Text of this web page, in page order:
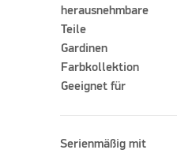
herausnehmbare
Teile
Gardinen
Farbkollektion
Geeignet für
Serienmäßig mit